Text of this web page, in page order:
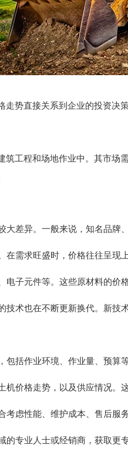
势直接关系到企业的投资决
工程和场地作业中。其市
差异。一般来说，知名品牌
需求旺盛时，价格往往呈现
子元件等。这些原材料的价
术也在不断更新换代。新技
括作业环境、作业量、预算
价格走势，以及供应情况。
虑性能、维护成本、售后服
专业人士或经销商，获取更